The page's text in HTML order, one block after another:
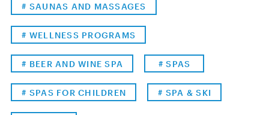
# SAUNAS AND MASSAGES
# WELLNESS PROGRAMS
# BEER AND WINE SPA # SPAS
# SPAS FOR CHILDREN # SPA & SKI